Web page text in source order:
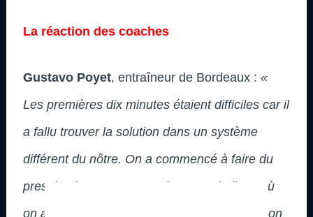
La réaction des coaches
Gustavo Poyet, entraîneur de Bordeaux : «
Les premières dix minutes étaient difficiles car il
a fallu trouver la solution dans un système
différent du nôtre. On a commencé à faire du
pressing haut, on a eu trois quatre ballons où
on aurait dû marquer. Puis, on a marqué, là on